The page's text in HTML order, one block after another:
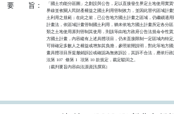
要
旨：
「國土功能分區圖」之劃設與公告，足以直接發生界定土地使用實質
界線並攸關人民財產權益之國土利用管制效力，並因此替代區域計畫
土利用之規範；在此之前，已公告地方國土計畫之區域，仍繼續適用
計畫法，依區域計畫管制國土利用，猶未依地方國土計畫所定各分區
類之土地使用原則管制其使用，則該等由地方政府公告法規命令性質
方國土計畫，內容縱有上述具體項目，仍未直接限制一定區域內特定
可得確定多數人之權益或增加其負擔，參照前開說明，對此等地方國
畫具體項目所提撤銷訴訟或確認為無效訴訟，其訴不合法，應依行政
法第 107  條第 1  項第 10 款規定，裁定駁回之。
（裁判要旨內容由法源資訊撰寫）